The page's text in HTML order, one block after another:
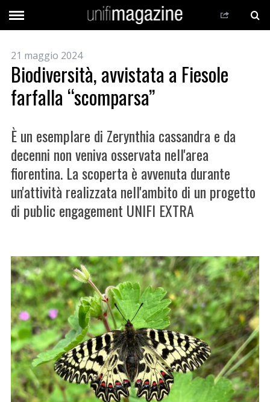
21 maggio 2024
Biodiversità, avvistata a Fiesole
farfalla “scomparsa”
È un esemplare di Zerynthia cassandra e da
decenni non veniva osservata nell'area
fiorentina. La scoperta è avvenuta durante
un'attività realizzata nell'ambito di un progetto
di public engagement UNIFI EXTRA